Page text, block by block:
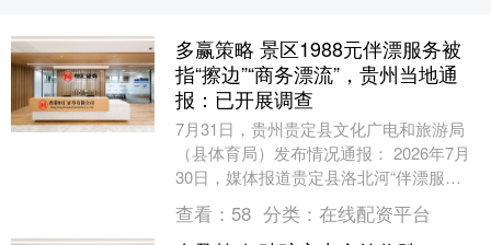
多赢策略 景区1988元伴漂服务被
指“擦边”“商务漂流”，贵州当地通
报：已开展调查
7月31日，贵州贵定县文化广电和旅游局
（县体育局）发布情况通报： 2026年7月
30日，媒体报道贵定县洛北河“伴漂服
务”的信息，针对信息反映的内容，我局高
度重视....
查看： 58 分类： 在线配资平台